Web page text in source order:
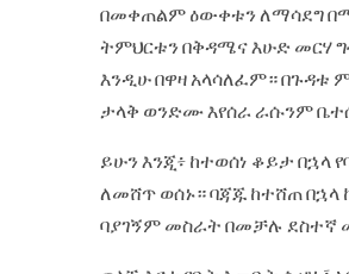
በመቀጠልም ዕውቀቱን ለማሳደግ
ትምህርቱን በቅዳሜና እሁድ መርሃ
እንዲሁ በዋዛ አላሳለፈም። በጉዳቱ
ታላቅ ወንድሙ እየሰራ ራሱንም
ይሁን እንጂ፥ ከተወሰነ ቆይታ
ለመሸጥ ወሰኑ። ባጃጁ ከተሸጠ በኋላ
ባያገኝም መስራት በመቻሉ ደስተኛ